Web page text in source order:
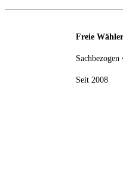
Freie
Seit 2008